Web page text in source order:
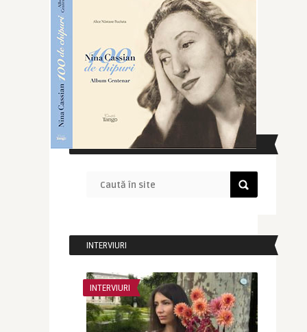
CAUTĂ ÎN SITE
INTERVIURI
INTERVIURI